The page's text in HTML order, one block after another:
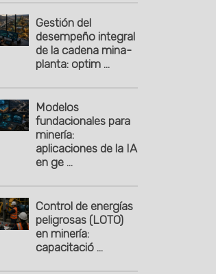
Gestión del
desempeño integral
de la cadena mina-
planta: optim ...
Modelos
fundacionales para
minería:
aplicaciones de la IA
en ge ...
Control de energías
peligrosas (LOTO)
en minería:
capacitació ...